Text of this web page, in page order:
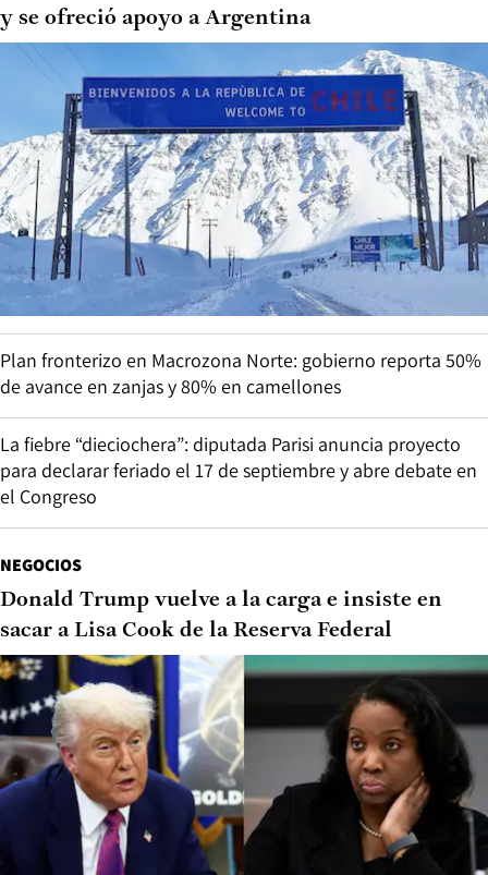
y se ofreció apoyo a Argentina
Plan fronterizo en Macrozona Norte: gobierno reporta 50%
de avance en zanjas y 80% en camellones
La fiebre “dieciochera”: diputada Parisi anuncia proyecto
para declarar feriado el 17 de septiembre y abre debate en
el Congreso
NEGOCIOS
Donald Trump vuelve a la carga e insiste en
sacar a Lisa Cook de la Reserva Federal